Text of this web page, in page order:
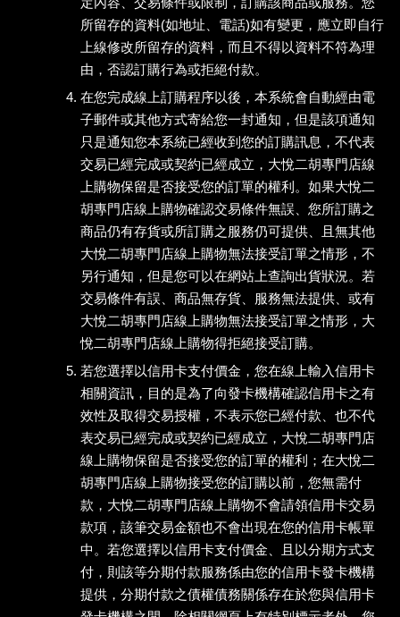
所留存的資料(如地址、電話)如有變更，應立即自行
上線修改所留存的資料，而且不得以資料不符為理
由，否認訂購行為或拒絕付款。
在您完成線上訂購程序以後，本系統會自動經由電
子郵件或其他方式寄給您一封通知，但是該項通知
只是通知您本系統已經收到您的訂購訊息，不代表
交易已經完成或契約已經成立，大悅二胡專門店線
上購物保留是否接受您的訂單的權利。如果大悅二
胡專門店線上購物確認交易條件無誤、您所訂購之
商品仍有存貨或所訂購之服務仍可提供、且無其他
大悅二胡專門店線上購物無法接受訂單之情形，不
另行通知，但是您可以在網站上查詢出貨狀況。若
交易條件有誤、商品無存貨、服務無法提供、或有
大悅二胡專門店線上購物無法接受訂單之情形，大
悅二胡專門店線上購物得拒絕接受訂購。
若您選擇以信用卡支付價金，您在線上輸入信用卡
相關資訊，目的是為了向發卡機構確認信用卡之有
效性及取得交易授權，不表示您已經付款、也不代
表交易已經完成或契約已經成立，大悅二胡專門店
線上購物保留是否接受您的訂單的權利；在大悅二
胡專門店線上購物接受您的訂購以前，您無需付
款，大悅二胡專門店線上購物不會請領信用卡交易
款項，該筆交易金額也不會出現在您的信用卡帳單
中。若您選擇以信用卡支付價金、且以分期方式支
付，則該等分期付款服務係由您的信用卡發卡機構
提供，分期付款之債權債務關係存在於您與信用卡